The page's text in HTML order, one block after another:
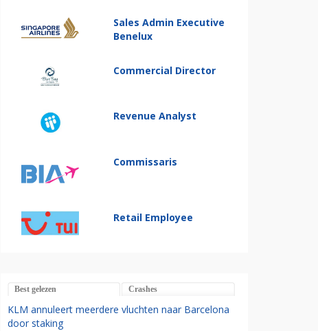
Sales Admin Executive
Benelux
Commercial Director
Revenue Analyst
Commissaris
Retail Employee
Best gelezen Crashes
KLM annuleert meerdere vluchten naar Barcelona
door staking